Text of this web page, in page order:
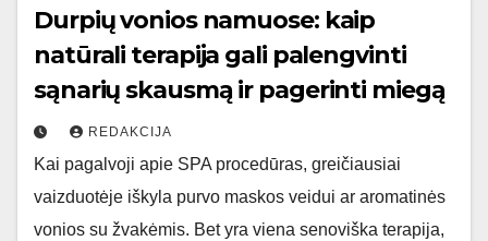
Durpių vonios namuose: kaip
natūrali terapija gali palengvinti
sąnarių skausmą ir pagerinti miegą
REDAKCIJA
Kai pagalvoji apie SPA procedūras, greičiausiai
vaizduotėje iškyla purvo maskos veidui ar aromatinės
vonios su žvakėmis. Bet yra viena senoviška terapija,